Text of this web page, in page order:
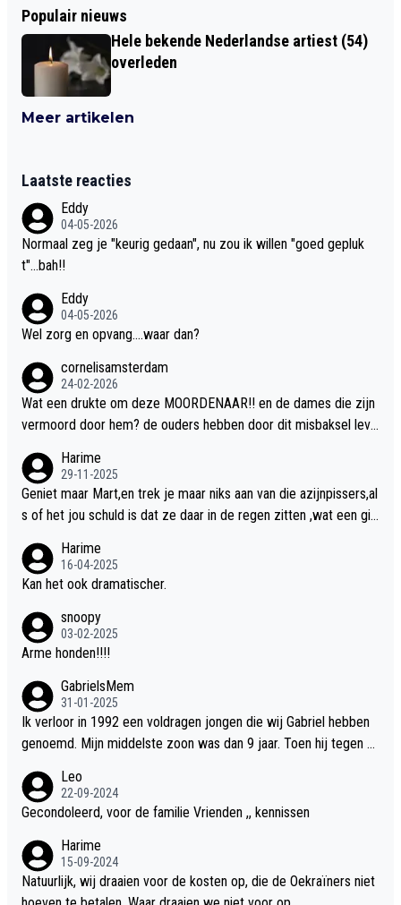
Populair nieuws
Hele bekende Nederlandse artiest (54)
overleden
Meer artikelen
Laatste reacties
Eddy
04-05-2026
Normaal zeg je "keurig gedaan", nu zou ik willen "goed gepluk
t"...bah!!
Eddy
04-05-2026
Wel zorg en opvang....waar dan?
cornelisamsterdam
24-02-2026
Wat een drukte om deze MOORDENAAR!! en de dames die zijn
vermoord door hem? de ouders hebben door dit misbaksel leve
t!!
Harime
29-11-2025
Geniet maar Mart,en trek je maar niks aan van die azijnpissers,al
s of het jou schuld is dat ze daar in de regen zitten ,wat een gill
Harime
16-04-2025
Kan het ook dramatischer.
snoopy
03-02-2025
Arme honden!!!!
GabrielsMem
31-01-2025
Ik verloor in 1992 een voldragen jongen die wij Gabriel hebben
genoemd. Mijn middelste zoon was dan 9 jaar. Toen hij tegen d
verteld in Groningen. Ik gun Anouk en Douwe Bob hun rouw verd
riet en als ervaringsdeskundige heb ik zeker begrip hiervoor. Wa
delijk overeenkomend met mijn gezins verlies in 1992 een soor
t ready-made lied geschreven, geproduceerd en op de radio te
beluisteren zijn binnen 12 dagen na het verlies van Anouk en Do
Leo
22-09-2024
Gecondoleerd, voor de familie Vrienden ,, kennissen
Harime
15-09-2024
Natuurlijk, wij draaien voor de kosten op, die de Oekraïners niet